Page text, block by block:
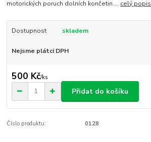
motorických poruch dolních končetin.... celý popis
Dostupnost skladem
Nejsme plátci DPH
500 Kč/ks
Přidat do košíku
Číslo produktu: 0128